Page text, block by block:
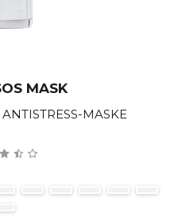
MASK
MASKE